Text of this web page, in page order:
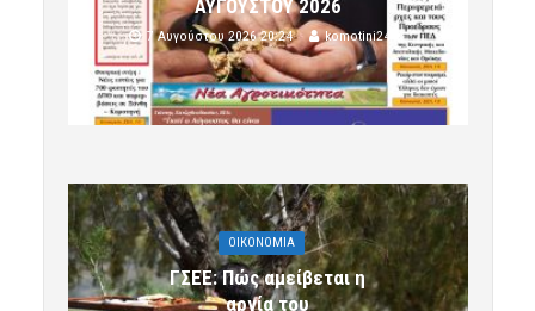
ΑΥΓΟΥΣΤΟΥ 2026
7 Αυγούστου 2026 20:24 komotini24
OIKONOMIA
ΓΣΕΕ: Πώς αμείβεται η
αργία του